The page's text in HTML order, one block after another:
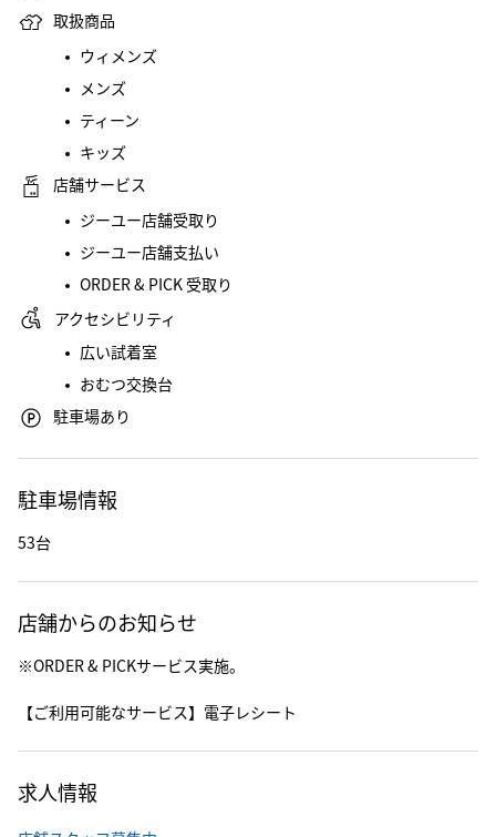
取扱商品
ウィメンズ
メンズ
ティーン
キッズ
店舗サービス
ジーユー店舗受取り
ジーユー店舗支払い
ORDER & PICK 受取り
アクセシビリティ
広い試着室
おむつ交換台
駐車場あり
駐車場情報
53台
店舗からのお知らせ
※ORDER & PICKサービス実施。
【ご利用可能なサービス】電子レシート
求人情報